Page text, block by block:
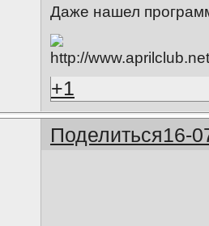
Даже нашел
+1
Поделиться16-